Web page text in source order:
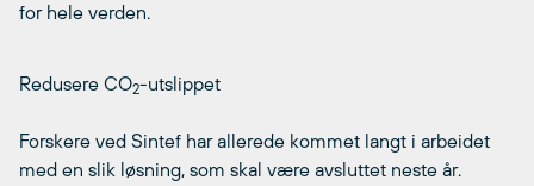
for hele verden.
Redusere CO2-utslippet
Forskere ved Sintef har allerede kommet langt i arbeidet
med en slik løsning, som skal være avsluttet neste år.